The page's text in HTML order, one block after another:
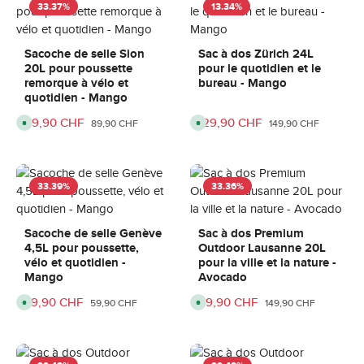
o
n
:
3
-
6
j
o
u
r
s
o
n
:
3
-
6
j
o
s
b
l
e
d
é
l
a
i
d
e
l
i
i
s
o
n
:
3
-
6
j
o
u
r
s
b
e
d
é
l
a
i
l
i
i
s
o
n
3
-
6
j
o
u
r
s
33.37%
Sacoche de selle Sion
20L pour poussette
remorque à vélo et
quotidien - Mango
Prix de vente :
D
i
o
n
i
b
l
e
d
é
l
a
i
d
l
i
i
s
59,90 CHF Prix régulier :
89,90 CHF
13.34%
Sac à dos Zürich 24L
pour le quotidien et le
bureau - Mango
Prix de vente :
D
i
o
n
i
b
e
d
é
l
a
i
d
l
i
i
s
129,90 CHF Prix régulier :
149,90 CHF
33.39%
Sacoche de selle Genève
4,5L pour poussette,
vélo et quotidien -
Mango
Prix de vente :
D
i
o
n
i
39,90 CHF Prix régulier :
59,90 CHF
33.36%
Sac à dos Premium
Outdoor Lausanne 20L
pour la ville et la nature -
Avocado
Prix de vente :
D
i
o
n
i
99,90 CHF Prix régulier :
149,90 CHF